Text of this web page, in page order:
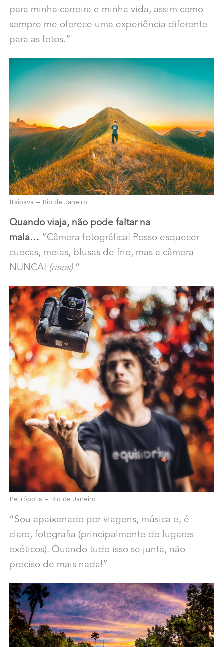
para minha carreira e minha vida, assim como
sempre me oferece uma experiência diferente
para as fotos.”
Itaipava – Rio de Janeiro
Quando viaja, não pode faltar na
mala… “Câmera fotográfica! Posso esquecer
cuecas, meias, blusas de frio, mas a câmera
NUNCA! (risos).”
Petrópolis – Rio de Janeiro
“Sou apaixonado por viagens, música e, é
claro, fotografia (principalmente de lugares
exóticos). Quando tudo isso se junta, não
preciso de mais nada!”